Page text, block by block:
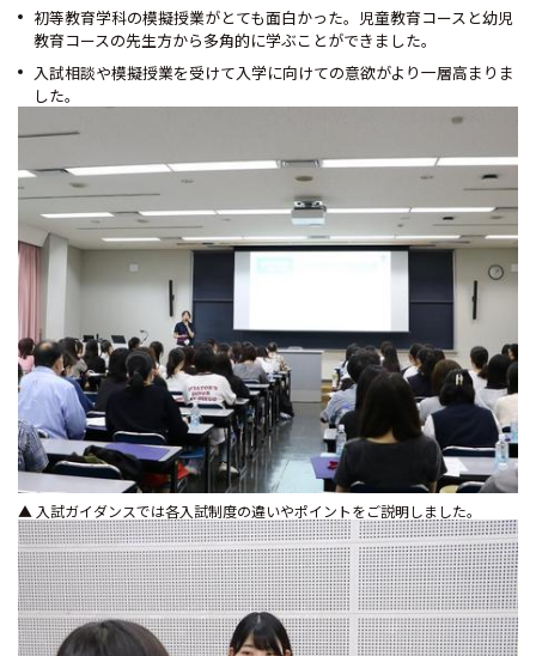
初等教育学科の模擬授業がとても面白かった。児童教育コースと幼児
教育コースの先生方から多角的に学ぶことができました。
入試相談や模擬授業を受けて入学に向けての意欲がより一層高まりま
した。
▲ 入試ガイダンスでは各入試制度の違いやポイントをご説明しました。